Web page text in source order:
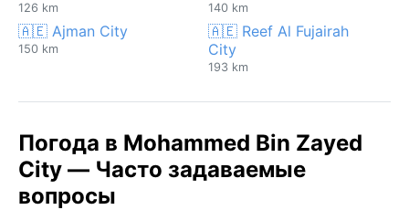
126 km 140 km
🇦🇪 Ajman City
150 km
🇦🇪 Reef Al Fujairah
City
193 km
Погода в Mohammed Bin Zayed
City — Часто задаваемые
вопросы